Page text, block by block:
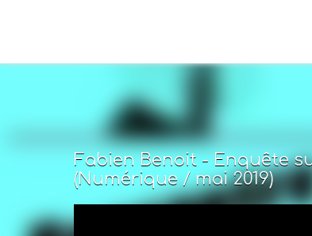
Fabien Benoit - Enquête
(Numérique / mai 2019)